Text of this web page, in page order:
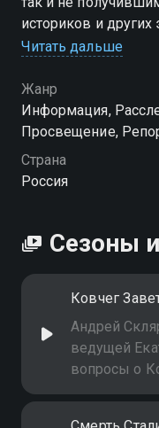
историков и других
изобретений
Читать дальше
Жанр
Информация,
Просвещение,
Страна
Россия
Сезоны
Ковчег
Андрей
ведущей
вопросы о
и легендах,